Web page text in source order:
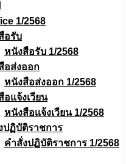
1/2568
อรับ
หนังสือรับ 1/2568
อส่งออก
หนังสือส่งออก 1/2568
อแจ้งเวียน
หนังสือเเจ้งเวียน 1/2568
ปฏิบัติราชการ
คำสั่งปฏิบัติราชการ 1/2568